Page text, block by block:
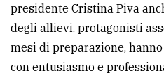
presidente Cristina Piva
degli allievi, protagonisti
mesi di preparazione,
con entusiasmo e